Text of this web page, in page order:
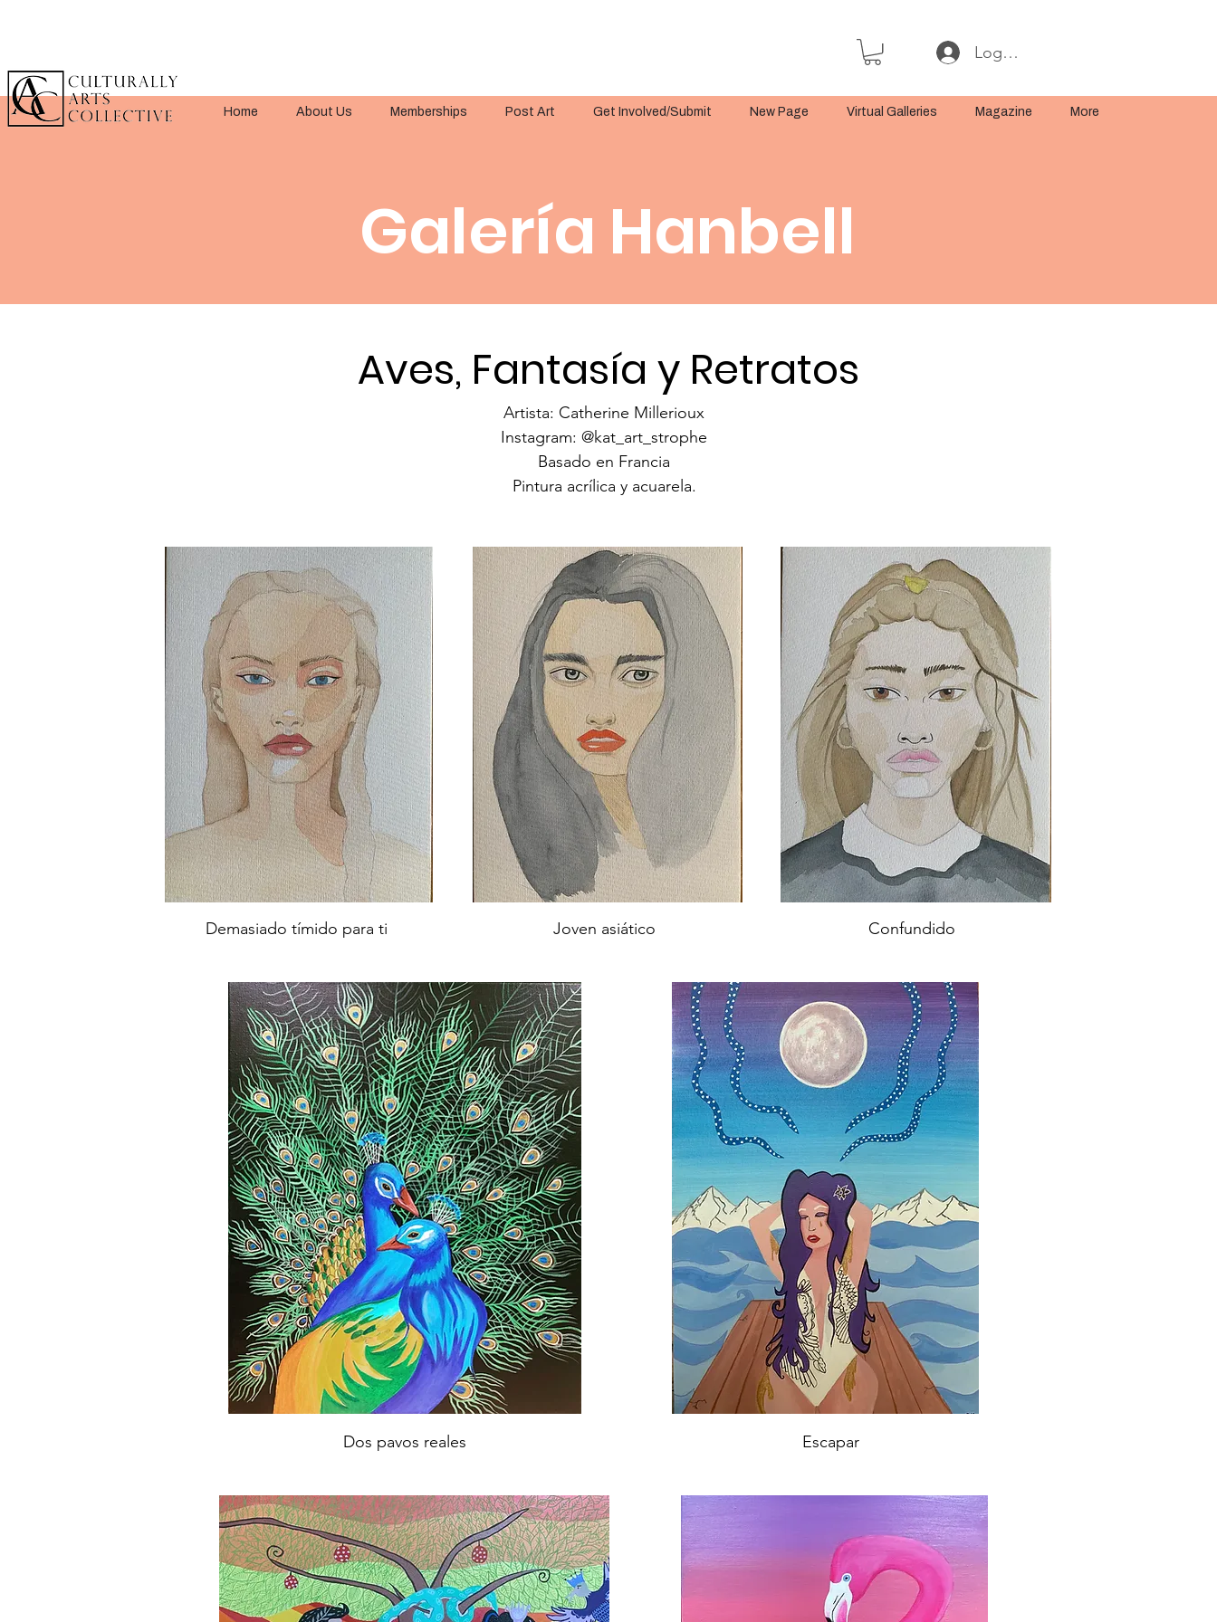
Log In or Sign Up
Home About Us Memberships Post Art Get Involved/Submit New Page Virtual Galleries Magazine More
Galería Hanbell
Aves, Fantasía y Retratos
Artista: Catherine Millerioux
Instagram: @kat_art_strophe
Basado en Francia
Pintura acrílica y acuarela.
Demasiado tímido para ti Joven asiático Confundido
Dos pavos reales Escapar